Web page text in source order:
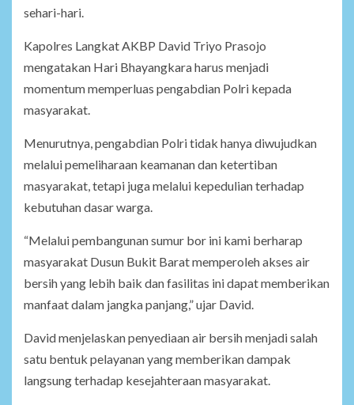
sehari-hari.
Kapolres Langkat AKBP David Triyo Prasojo
mengatakan Hari Bhayangkara harus menjadi
momentum memperluas pengabdian Polri kepada
masyarakat.
Menurutnya, pengabdian Polri tidak hanya diwujudkan
melalui pemeliharaan keamanan dan ketertiban
masyarakat, tetapi juga melalui kepedulian terhadap
kebutuhan dasar warga.
“Melalui pembangunan sumur bor ini kami berharap
masyarakat Dusun Bukit Barat memperoleh akses air
bersih yang lebih baik dan fasilitas ini dapat memberikan
manfaat dalam jangka panjang,” ujar David.
David menjelaskan penyediaan air bersih menjadi salah
satu bentuk pelayanan yang memberikan dampak
langsung terhadap kesejahteraan masyarakat.